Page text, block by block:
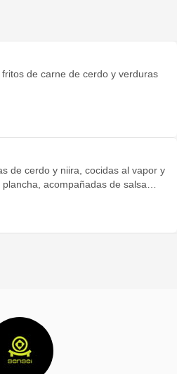
de carne de cerdo y verduras
de cerdo y niira, cocidas al vapor y
acompañadas de salsa